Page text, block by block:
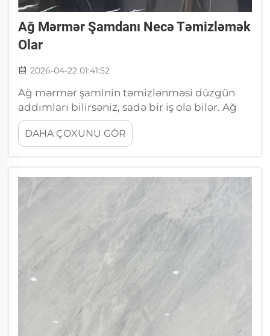
Ağ Mərmər Şamdanı Necə Təmizləmək
Olar
2026-04-22 01:41:52
Ağ mərmər şaminin təmizlənməsi düzgün
addımları bilirsəniz, sadə bir iş ola bilər. Ağ
mərmər çox gözəl görünür və oturacaq
otağını şık hiss etdirir. Lakin o, çox asanlıqla
kirli olur. Toz, duman və həmçinin ləkələr vaxt
təmizləmək…
DAHA ÇOXUNU GÖR